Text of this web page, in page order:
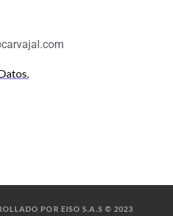
POR EISO S.A.S © 2023